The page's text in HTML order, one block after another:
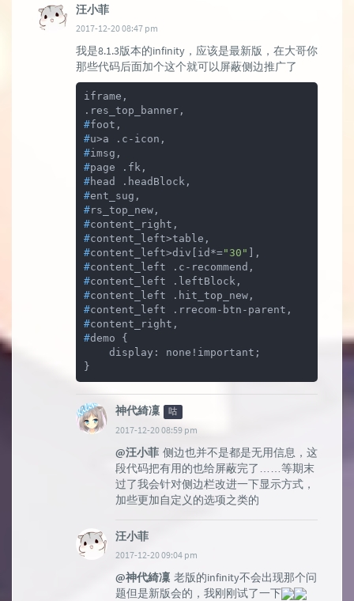
汪小菲
2017-12-20 08:47 pm
我是8.1.3版本的infinity，应该是最新版，在大哥你
那些代码后面加个这个就可以屏蔽侧边推广了
iframe,
#foot,
#u>a .c-icon,
#imsg,
#page .fk,
#head .headBlock,
#ent_sug,
#rs_top_new,
#content_right,
#content_left>table,
#content_left>div[id*="30" ],
#content_left .c-recommend,
#content_left .leftBlock,
#content_left .hit_top_new,
#content_left .rrecom-btn-parent,
#content_right,
#demo {
    display: none!important;
}
神代綺凜 咕
2017-12-20 08:59 pm
@汪小菲 侧边也并不是都是无用信息，这
段代码把有用的也给屏蔽完了……等期末
过了我会针对侧边栏改进一下显示方式，
加些更加自定义的选项之类的
汪小菲
2017-12-20 09:04 pm
@神代綺凜 老版的infinity不会出现那个问
题但是新版会的，我刚刚试了一下